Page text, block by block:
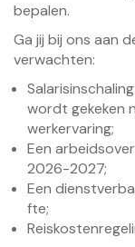
bepalen.
Ga jij bij ons aan
verwachten:
wordt gekeken
werkervaring;
Een
2026-2027;
Een
fte;